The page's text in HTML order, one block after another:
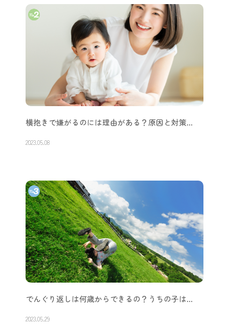
横抱きで嫌がるのには理由がある？原因と対策…
2023.05.08
でんぐり返しは何歳からできるの？うちの子は…
2023.05.29